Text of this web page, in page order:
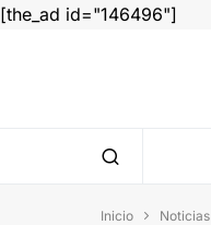
[the_ad id="146496"]
Inicio  Noticias